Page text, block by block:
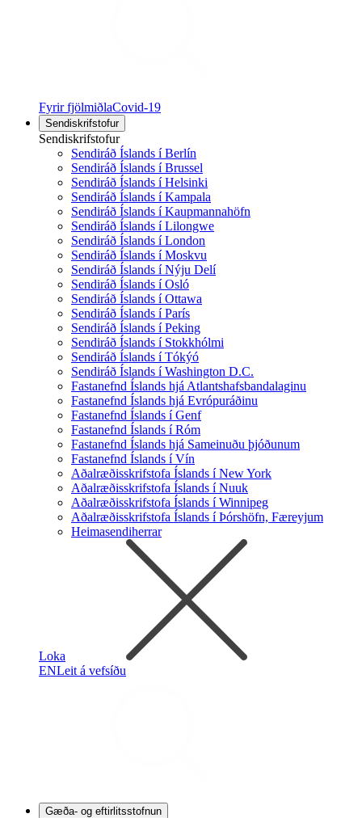
Fyrir fjölmiðlaCovid-19
Sendiskrifstofur
Sendiskrifstofur
Sendiráð Íslands í Berlín
Sendiráð Íslands í Brussel
Sendiráð Íslands í Helsinki
Sendiráð Íslands í Kampala
Sendiráð Íslands í Kaupmannahöfn
Sendiráð Íslands í Lilongwe
Sendiráð Íslands í London
Sendiráð Íslands í Moskvu
Sendiráð Íslands í Nýju Delí
Sendiráð Íslands í Osló
Sendiráð Íslands í Ottawa
Sendiráð Íslands í París
Sendiráð Íslands í Peking
Sendiráð Íslands í Stokkhólmi
Sendiráð Íslands í Tókýó
Sendiráð Íslands í Washington D.C.
Fastanefnd Íslands hjá Atlantshafsbandalaginu
Fastanefnd Íslands hjá Evrópuráðinu
Fastanefnd Íslands í Genf
Fastanefnd Íslands í Róm
Fastanefnd Íslands hjá Sameinuðu þjóðunum
Fastanefnd Íslands í Vín
Aðalræðisskrifstofa Íslands í New York
Aðalræðisskrifstofa Íslands í Nuuk
Aðalræðisskrifstofa Íslands í Winnipeg
Aðalræðisskrifstofa Íslands í Þórshöfn, Færeyjum
Heimasendiherrar
Loka
ENLeit á vefsíðu
Gæða- og eftirlitsstofnun